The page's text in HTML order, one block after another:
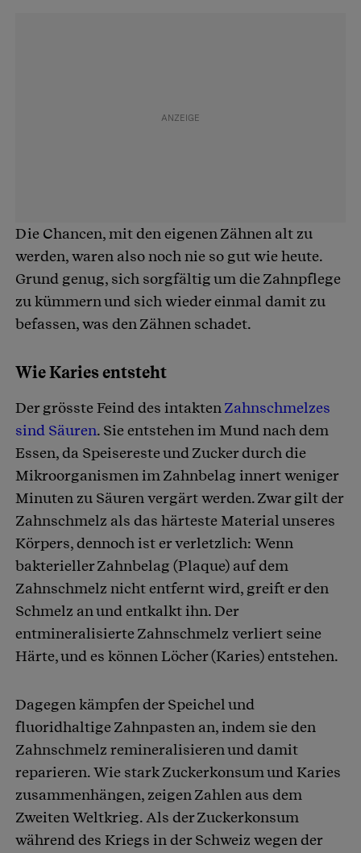
Die Chancen, mit den eigenen Zähnen alt zu
werden, waren also noch nie so gut wie heute.
Grund genug, sich sorgfältig um die Zahnpflege
zu kümmern und sich wieder einmal damit zu
befassen, was den Zähnen schadet.
Wie Karies entsteht
Der grösste Feind des intaktenZahnschmelzes
sind Säuren. Sie entstehen im Mund nach dem
Essen, da Speisereste und Zucker durch die
Mikroorganismen im Zahnbelag innert weniger
Minuten zu Säuren vergärt werden. Zwar gilt der
Zahnschmelz als das härteste Material unseres
Körpers, dennoch ist er verletzlich: Wenn
bakterieller Zahnbelag (Plaque) auf dem
Zahnschmelz nicht entfernt wird, greift er den
Schmelz an und entkalkt ihn. Der
entmineralisierte Zahnschmelz verliert seine
Härte, und es können Löcher (Karies) entstehen.
Dagegen kämpfen der Speichel und
fluoridhaltige Zahnpasten an, indem sie den
Zahnschmelz remineralisieren und damit
reparieren. Wie stark Zuckerkonsum und Karies
zusammenhängen, zeigen Zahlen aus dem
Zweiten Weltkrieg. Als der Zuckerkonsum
während des Kriegs in der Schweiz wegen der